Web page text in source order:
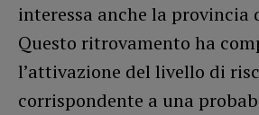
interessa anche la provincia
Questo ritrovamento ha
l’attivazione del livello di
corrispondente a una